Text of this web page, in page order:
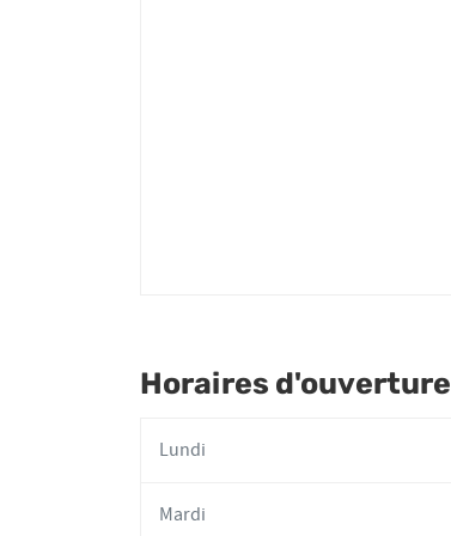
Horaires d'ouverture
Lundi
Mardi